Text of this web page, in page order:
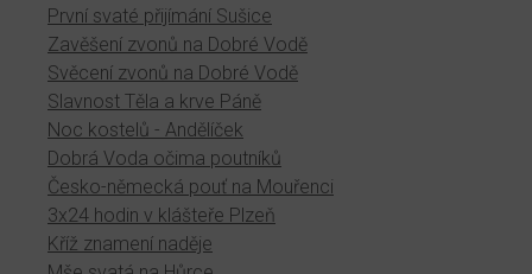
První svaté přijímání Sušice
Zavěšení zvonů na Dobré Vodě
Svěcení zvonů na Dobré Vodě
Slavnost Těla a krve Páně
Noc kostelů - Andělíček
Dobrá Voda očima poutníků
Česko-německá pouť na Mouřenci
3x24 hodin v klášteře Plzeň
Kříž znamení naděje